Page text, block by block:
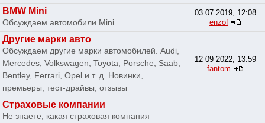
BMW Mini
Обсуждаем автомобили Mini
03 07 2019, 12:08
enzof
Другие марки авто
Обсуждаем другие марки автомобилей. Audi,
Mercedes, Volkswagen, Toyota, Porsche, Saab,
Bentley, Ferrari, Opel и т. д. Новинки,
премьеры, тест-драйвы, отзывы
12 09 2022, 13:59
fantom
Страховые компании
Не знаете, какая страховая компания